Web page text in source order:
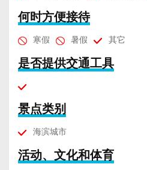
何时方便接待
寒假 暑假 其它
是否提供交通工具
景点类别
海滨城市
活动、文化和体育